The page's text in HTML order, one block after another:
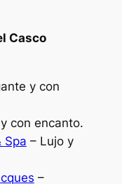
Casco
y con
con encanto.
Spa – Lujo y
–